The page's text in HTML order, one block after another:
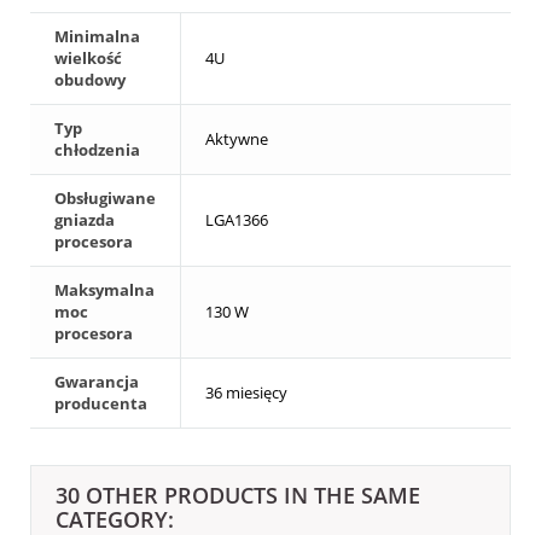
Minimalna
wielkość
obudowy
4U
Typ
chłodzenia
Aktywne
Obsługiwane
gniazda
procesora
LGA1366
Maksymalna
moc
procesora
130 W
Gwarancja
producenta
36 miesięcy
30 OTHER PRODUCTS IN THE SAME
CATEGORY: